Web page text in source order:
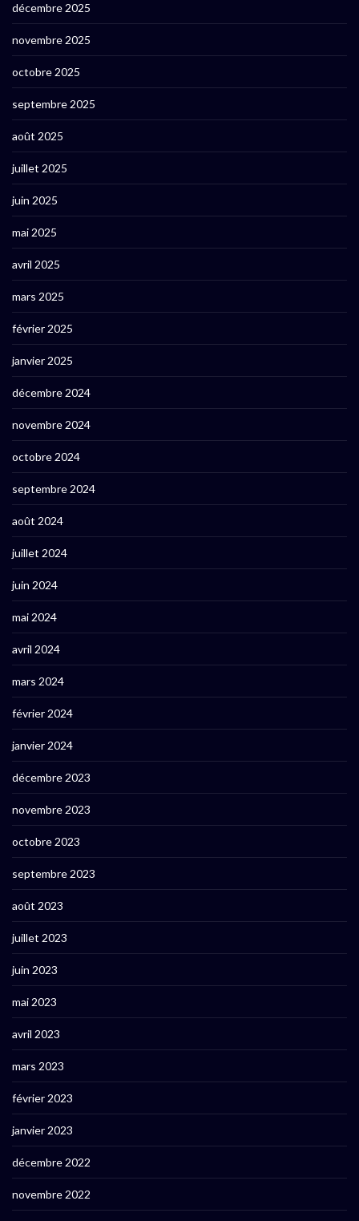
décembre 2025
novembre 2025
octobre 2025
septembre 2025
août 2025
juillet 2025
juin 2025
mai 2025
avril 2025
mars 2025
février 2025
janvier 2025
décembre 2024
novembre 2024
octobre 2024
septembre 2024
août 2024
juillet 2024
juin 2024
mai 2024
avril 2024
mars 2024
février 2024
janvier 2024
décembre 2023
novembre 2023
octobre 2023
septembre 2023
août 2023
juillet 2023
juin 2023
mai 2023
avril 2023
mars 2023
février 2023
janvier 2023
décembre 2022
novembre 2022